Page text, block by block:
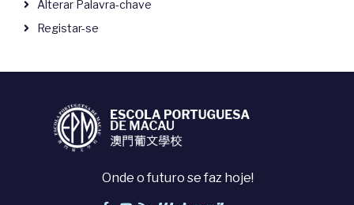
Alterar Palavra-chave
Registar-se
Onde o futuro se faz hoje!